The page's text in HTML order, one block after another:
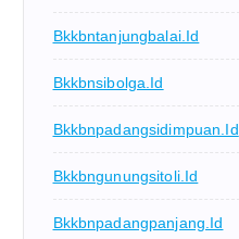
Bkkbntanjungbalai.id
Bkkbnsibolga.id
Bkkbnpadangsidimpuan.id
Bkkbngunungsitoli.id
Bkkbnpadangpanjang.id